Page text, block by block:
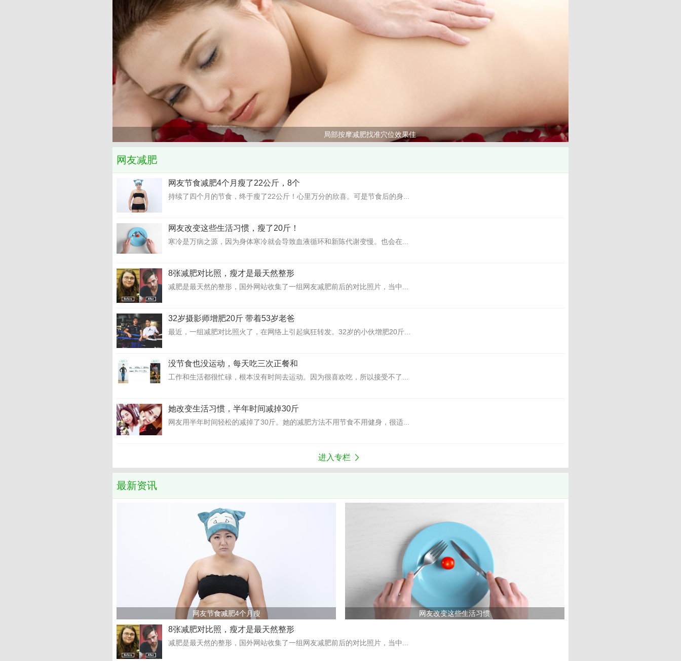
局部按摩减肥找准穴位效果佳
网友减肥
网友节食减肥4个月瘦了22公斤，8个
持续了四个月的节食，终于瘦了22公斤！心里万分的欣喜。可是节食后的身...
网友改变这些生活习惯，瘦了20斤！
寒冷是万病之源，因为身体寒冷就会导致血液循环和新陈代谢变慢。也会在...
8张减肥对比照，瘦才是最天然整形
减肥是最天然的整形，国外网站收集了一组网友减肥前后的对比照片，当中...
32岁摄影师增肥20斤 带着53岁老爸
最近，一组减肥对比照火了，在网络上引起疯狂转发。32岁的小伙增肥20斤...
没节食也没运动，每天吃三次正餐和
工作和生活都很忙碌，根本没有时间去运动。因为很喜欢吃，所以接受不了...
她改变生活习惯，半年时间减掉30斤
网友用半年时间轻松的减掉了30斤。她的减肥方法不用节食不用健身，很适...
进入专栏
最新资讯
网友节食减肥4个月瘦 网友改变这些生活习惯
8张减肥对比照，瘦才是最天然整形
减肥是最天然的整形，国外网站收集了一组网友减肥前后的对比照片，当中...